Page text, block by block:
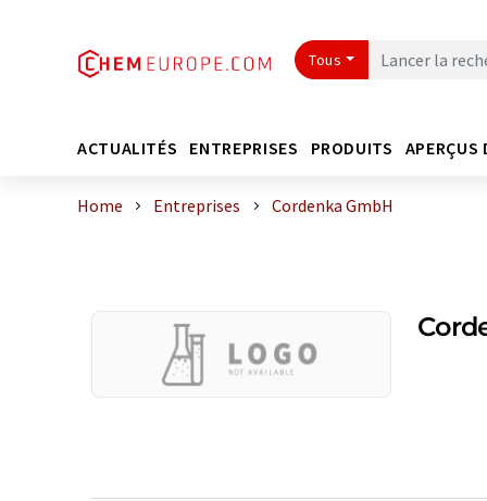
Tous
ACTUALITÉS ENTREPRISES PRODUITS APERÇUS
Home Entreprises Cordenka GmbH